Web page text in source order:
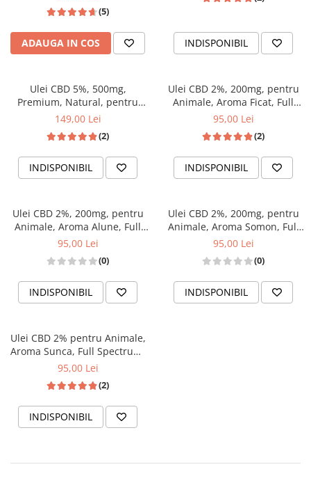
(5)
ADAUGA IN COS INDISPONIBIL
Ulei CBD 5%, 500mg,
Premium, Natural, pentru
Caini, 10ml
149,00 Lei
(2)
INDISPONIBIL
Ulei CBD 2%, 200mg, pentru
Animale, Aroma Ficat, Full
Spectrum, 10ml
95,00 Lei
(2)
INDISPONIBIL
Ulei CBD 2%, 200mg, pentru
Animale, Aroma Alune, Full
Spectrum, 10ml
95,00 Lei
(0)
INDISPONIBIL
Ulei CBD 2%, 200mg, pentru
Animale, Aroma Somon, Full
Spectrum, 10ml
95,00 Lei
(0)
INDISPONIBIL
Ulei CBD 2% pentru Animale,
Aroma Sunca, Full Spectrum,
10ml
95,00 Lei
(2)
INDISPONIBIL